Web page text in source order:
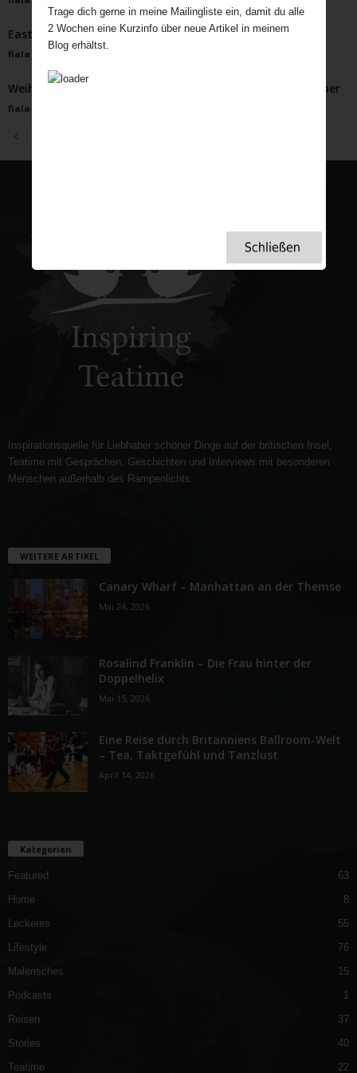
Easter Bonnets – Hasen, Küken und mehr auf dem Kopf
fiala März 24, 2022
Weihnachten in Wales – Walisische Bräuche & Winterzauber
fiala
Inspirationsquelle für Liebhaber schöner Dinge auf der britischen Insel,
Teatime mit Gesprächen, Geschichten und Interviews mit besonderen
Menschen außerhalb des Rampenlichts.
WEITERE ARTIKEL
Canary Wharf – Manhattan an der Themse
Mai 24, 2026
Rosalind Franklin – Die Frau hinter der
Doppelhelix
Mai 15, 2026
Eine Reise durch Britanniens Ballroom-Welt
– Tea, Taktgefühl und Tanzlust
April 14, 2026
Kategorien
Featured
63
Home
8
Leckeres
55
Lifestyle
76
Malerisches
15
Podcasts
1
Reisen
37
Stories
40
Teatime
22
Trage dich gerne in meine Mailingliste ein, damit du alle
2 Wochen eine Kurzinfo über neue Artikel in meinem
Blog erhältst.